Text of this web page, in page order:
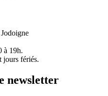
à 19h.
jours fériés.
newsletter